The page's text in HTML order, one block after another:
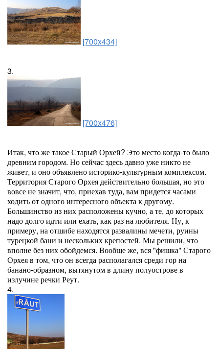
[700x434]
3.
[700x476]
Итак, что же такое Старый Орхей? Это место когда-то было
древним городом. Но сейчас здесь давно уже никто не
живет, и оно объявлено историко-культурным комплексом.
Территория Старого Орхея действительно большая, но это
вовсе не значит, что, приехав туда, вам придется часами
ходить от одного интересного объекта к другому.
Большинство из них расположены кучно, а те, до которых
надо долго идти или ехать, как раз на любителя. Ну, к
примеру, на отшибе находятся развалины мечети, руины
турецкой бани и нескольких крепостей. Мы решили, что
вполне без них обойдемся. Вообще же, вся "фишка" Старого
Орхея в том, что он всегда располагался среди гор на
банано-образном, вытянутом в длину полуострове в
излучине речки Реут.
4.